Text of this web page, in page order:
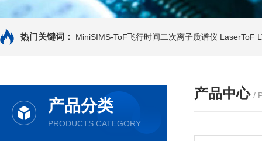
热门关键词： MiniSIMS-ToF飞行时间二次离子质谱仪 LaserToF
产品分类
PRODUCTS CATEGORY
产品中心 /